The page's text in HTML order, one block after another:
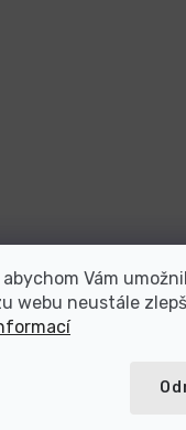
Vám
webu neustále